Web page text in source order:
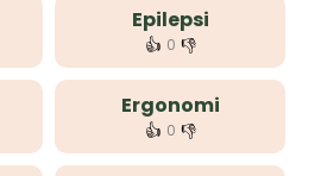
Epilepsi
👍 0 👎
Ergonomi
👍 0 👎